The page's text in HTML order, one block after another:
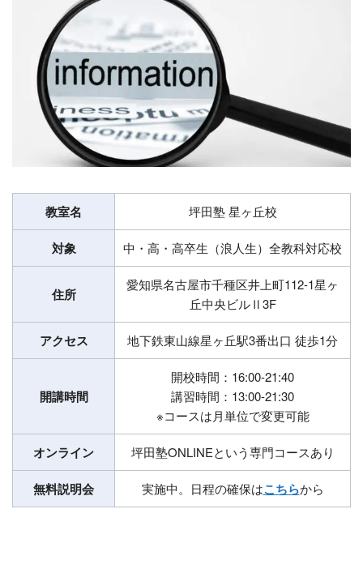
教室名 坪田塾 星ヶ丘校
対象 中・高・高卒生（浪人生）全教科対応校
住所
愛知県名古屋市千種区井上町112-1星ヶ
丘中央ビルⅡ3F
アクセス 地下鉄東山線星ヶ丘駅3番出口 徒歩1分
開講時間
開校時間：16:00-21:40
講習時間：13:00-21:30
※コースは月単位で変更可能
オンライン 坪田塾ONLINEという専門コースあり
無料説明会 実施中。日程の確保はこちらから